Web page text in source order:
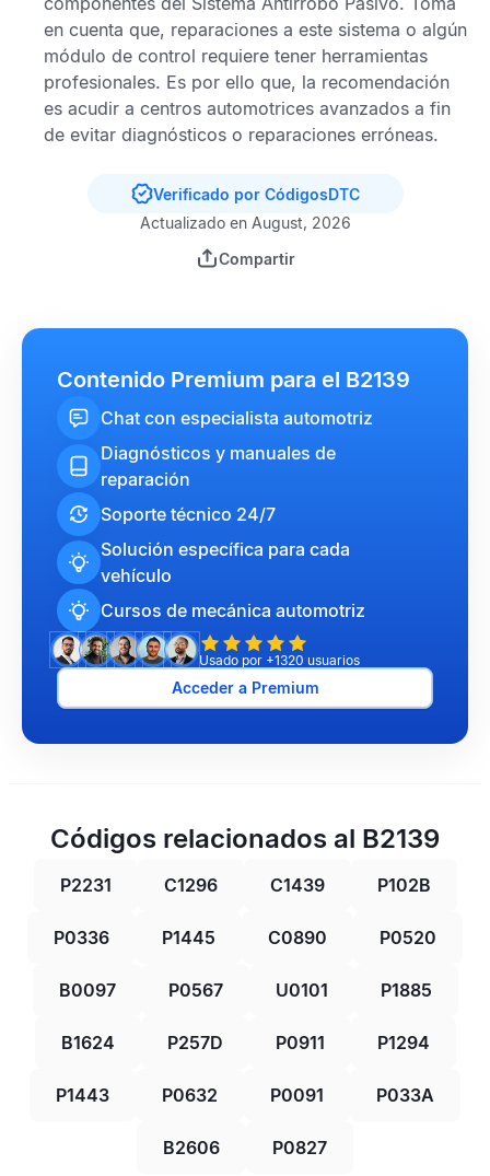
en cuenta que, reparaciones a este sistema o algún
módulo de control requiere tener herramientas
profesionales. Es por ello que, la recomendación
es acudir a centros automotrices avanzados a fin
de evitar diagnósticos o reparaciones erróneas.
Verificado por CódigosDTC
Actualizado en August, 2026
Compartir
Contenido Premium para el B2139
Chat con especialista automotriz
Diagnósticos y manuales de
reparación
Soporte técnico 24/7
Solución específica para cada
vehículo
Cursos de mecánica automotriz
Usado por +1320 usuarios
Acceder a Premium
Códigos relacionados al B2139
P2231 C1296 C1439 P102B
P0336 P1445 C0890 P0520
B0097 P0567 U0101 P1885
B1624 P257D P0911 P1294
P1443 P0632 P0091 P033A
B2606 P0827